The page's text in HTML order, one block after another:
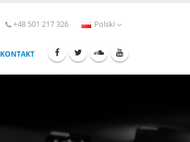
+48 501 217 326 Polski
KONTAKT